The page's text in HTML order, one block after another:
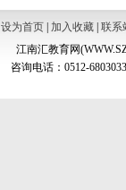
设为首页| 加入收藏| 联系
江南汇教育网
咨询电话：0512-